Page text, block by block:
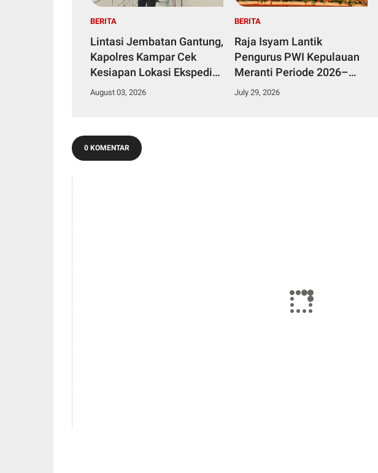
BERITA
Lintasi Jembatan Gantung,
Kapolres Kampar Cek
Kesiapan Lokasi Ekspedisi
Merah Putih Presisi
August 03, 2026
BERITA
Raja Isyam Lantik
Pengurus PWI Kepulauan
Meranti Periode 2026–
2029
July 29, 2026
0 KOMENTAR